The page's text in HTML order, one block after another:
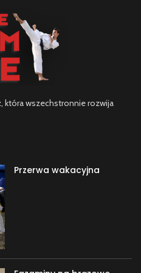
która wszechstronnie rozwija
Przerwa wakacyjna